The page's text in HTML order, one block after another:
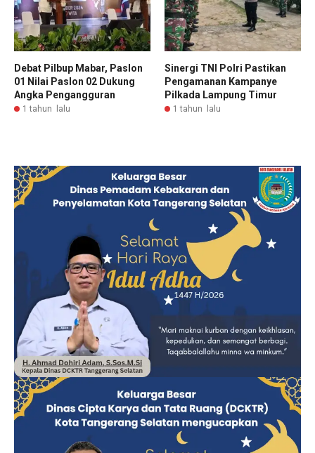
Debat Pilbup Mabar, Paslon
01 Nilai Paslon 02 Dukung
Angka Pengangguran
1 tahun lalu
Sinergi TNI Polri Pastikan
Pengamanan Kampanye
Pilkada Lampung Timur
1 tahun lalu